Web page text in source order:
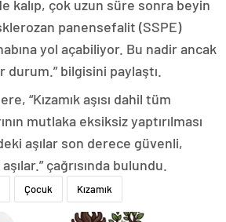
kalıp, çok uzun süre sonra beyin
panensefalit (SSPE)
yol açabiliyor. Bu nadir ancak
bilgisini paylaştı.
“Kızamık aşısı dahil tüm
mutlaka eksiksiz yaptırılması
aşılar son derece güvenli,
çağrısında bulundu.
Çocuk Kızamık